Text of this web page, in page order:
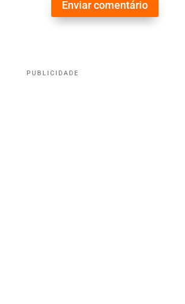
Enviar comentário
PUBLICIDADE